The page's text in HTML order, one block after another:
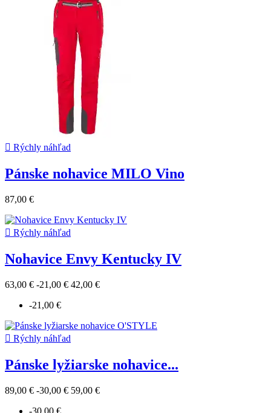
 Rýchly náhľad
Pánske nohavice MILO Vino
87,00 €
 Rýchly náhľad
Nohavice Envy Kentucky IV
63,00 € -21,00 € 42,00 €
-21,00 €
 Rýchly náhľad
Pánske lyžiarske nohavice...
89,00 € -30,00 € 59,00 €
-30,00 €